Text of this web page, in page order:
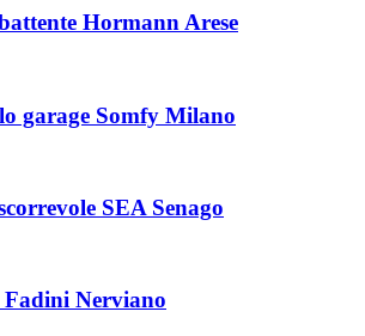
Hormann Arese
garage Somfy Milano
SEA Senago
Fadini Nerviano